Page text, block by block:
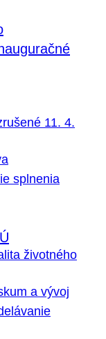
11. 4.
splnenia
životného
a vývoj